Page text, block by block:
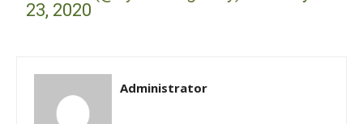
23, 2020
Administrator